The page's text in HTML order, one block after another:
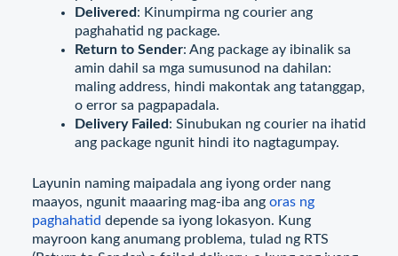
Delivered: Kinumpirma ng courier ang
paghahatid ng package.
Return to Sender: Ang package ay ibinalik sa
amin dahil sa mga sumusunod na dahilan:
maling address, hindi makontak ang tatanggap,
o error sa pagpapadala.
Delivery Failed: Sinubukan ng courier na ihatid
ang package ngunit hindi ito nagtagumpay.
Layunin naming maipadala ang iyong order nang
maayos, ngunit maaaring mag-iba ang oras ng
paghahatid depende sa iyong lokasyon. Kung
mayroon kang anumang problema, tulad ng RTS